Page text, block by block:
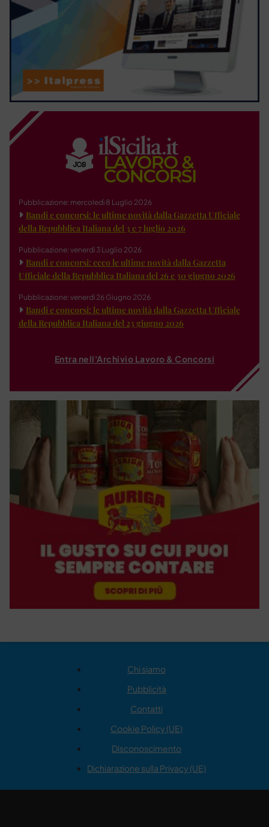
Pubblicazione: mercoledì 8 Luglio 2026
Bandi e concorsi: le ultime novità dalla Gazzetta Ufficiale
della Repubblica Italiana del 3 e 7 luglio 2026
Pubblicazione: venerdì 3 Luglio 2026
Bandi e concorsi: ecco le ultime novità dalla Gazzetta
Ufficiale della Repubblica Italiana del 26 e 30 giugno 2026
Pubblicazione: venerdì 26 Giugno 2026
Bandi e concorsi: le ultime novità dalla Gazzetta Ufficiale
della Repubblica Italiana del 23 giugno 2026
Entra nell'Archivio Lavoro & Concorsi
Chi siamo
Pubblicità
Contatti
Cookie Policy (UE)
Disconoscimento
Dichiarazione sulla Privacy (UE)